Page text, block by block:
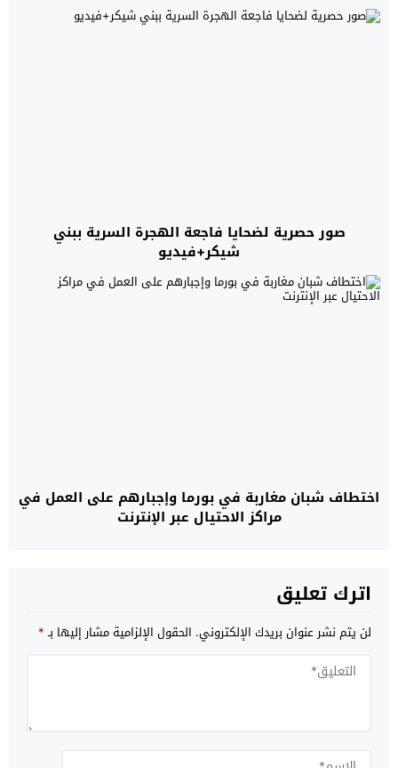
صور حصرية لضحايا فاجعة الهجرة السرية ببني
شيكر+فيديو
اختطاف شبان مغاربة في بورما وإجبارهم على العمل في
مراكز الاحتيال عبر الإنترنت
اترك تعليق
لن يتم نشر عنوان بريدك الإلكتروني. الحقول الإلزامية مشار إليها بـ*